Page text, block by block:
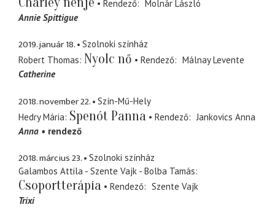
Rendező
Molnár László
Annie Spittigue
2019. január 18.
Szolnoki színház
Robert Thomas Nyolc nő Rendező
Málnay Levente
Catherine
2018. november 22.
Szín-Mű-Hely
Hedry Mária Spenót Panna Rendező
Jankovics Anna
Anna
rendező
2018. március 23.
Szolnoki színház
Galambos Attila - Szente Vajk - Bolba Tamás
Csoportterápia Rendező
Szente Vajk
Trixi